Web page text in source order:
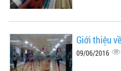
Giới thiệu
09/06/2016